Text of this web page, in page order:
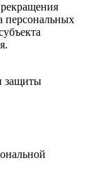
персональных
защиты